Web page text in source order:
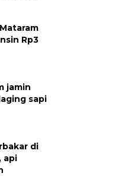
Rp3
jamin
sapi
di
api